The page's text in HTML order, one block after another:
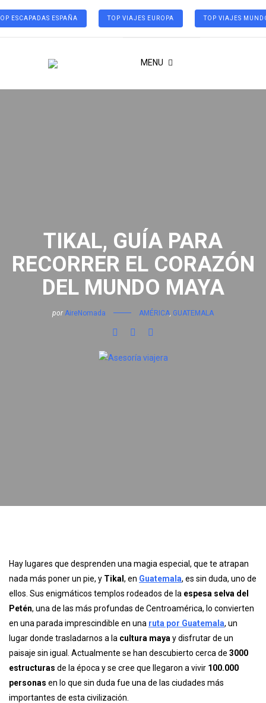
ESCAPADAS ESPAÑA TOP VIAJES EUROPA TOP VIAJES
MENU
TIKAL, GUÍA PARA
RECORRER EL CORAZÓN
DEL MUNDO MAYA
por AireNomada AMÉRICA GUATEMALA
Hay lugares que desprenden una magia especial, que te atrapan
nada más poner un pie, y Tikal , en Guatemala, es sin duda, uno de
ellos. Sus enigmáticos templos rodeados de la espesa selva del
Petén, una de las más profundas de Centroamérica, lo convierten
en una parada imprescindible en una ruta por Guatemala, un
lugar donde trasladarnos a la cultura maya y disfrutar de un
paisaje sin igual. Actualmente se han descubierto cerca de 3000
estructuras de la época y se cree que llegaron a vivir 100.000
personas en lo que sin duda fue una de las ciudades más
importantes de esta civilización.